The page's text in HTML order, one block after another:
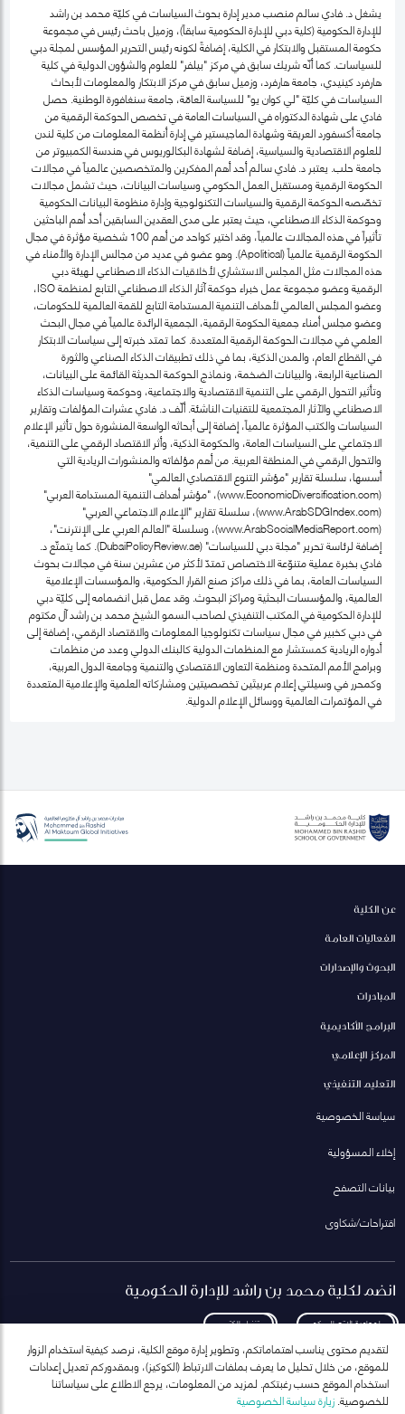
يشغل د. فادي سالم منصب مدير إدارة بحوث السياسات في كليّة محمد بن راشد
للإدارة الحكومية (كلية دبي للإدارة الحكومية سابقاً)، وزميل باحث رئيس في مجموعة
حكومة المستقبل والابتكار في الكلية، إضافةً لكونه رئيس التحرير المؤسس لمجلة دبي
للسياسات. كما أنّه شريك سابق في مركز "بيلفر" للعلوم والشؤون الدولية في كلية
هارفرد كينيدي، جامعة هارفرد، وزميل سابق في مركز الابتكار والمعلومات لأبحاث
السياسات في كليّة "لي كوان يو" للسياسة العامّة، جامعة سنغافورة الوطنية. حصل
فادي على شهادة الدكتوراه في السياسات العامة في تخصص الحوكمة الرقمية من
جامعة أكسفورد العريقة وشهادة الماجيستير في إدارة أنظمة المعلومات من كلية لندن
للعلوم الاقتصادية والسياسية، إضافة لشهادة البكالوريوس في هندسة الكمبيوتر من
جامعة حلب. يعتبر د. فادي سالم أحد أهم المفكرين والمتخصصين عالمياً في مجالات
الحكومة الرقمية ومستقبل العمل الحكومي وسياسات البيانات، حيث تشمل مجالات
تخصّصه الحوكمة الرقمية والسياسات التكنولوجية وإدارة منظومة البيانات الحكومية
وحوكمة الذكاء الاصطناعي، حيث يعتبر على مدى العقدين السابقين أحد أهم الباحثين
تأثيراً في هذه المجالات عالمياً، وقد اختير كواحد من أهم 100 شخصية مؤثرة في مجال
الحكومة الرقمية عالمياً (Apolitical). وهو عضو في عديد من مجالس الإدارة والأمناء في
هذه المجالات مثل المجلس الاستشاري لأخلاقيات الذكاء الاصطناعي لـهيئة دبي
الرقمية وعضو مجموعة عمل خبراء حوكمة آثار الذكاء الاصطناعي التابع لمنظمة ISO،
وعضو المجلس العالمي لأهداف التنمية المستدامة التابع للقمة العالمية للحكومات،
وعضو مجلس أمناء جمعية الحكومة الرقمية، الجمعية الرائدة عالمياً في مجال البحث
العلمي في مجالات الحوكمة الرقمية المتعددة. كما تمتد خبرته إلى سياسات الابتكار
في القطاع العام، والمدن الذكية، بما في ذلك تطبيقات الذكاء الصناعي والثورة
الصناعية الرابعة، والبيانات الضخمة، ونماذج الحوكمة الحديثة القائمة على البيانات،
وتأثير التحول الرقمي على التنمية الاقتصادية والاجتماعية، وحوكمة وسياسات الذكاء
الاصطناعي والآثار المجتمعية للتقنيات الناشئة. ألّف د. فادي عشرات المؤلفات وتقارير
السياسات والكتب المؤثرة عالمياً، إضافة إلى أبحاثه الواسعة المنشورة حول تأثير الإعلام
الاجتماعي على السياسات العامة، والحكومة الذكية، وأثر الاقتصاد الرقمي على التنمية،
والتحول الرقمي في المنطقة العربية. من أهم مؤلفاته والمنشورات الريادية التي
أسسها، سلسلة تقارير "مؤشر التنوع الاقتصادي العالمي"
(www.EconomicDiversification.com)، "مؤشر أهداف التنمية المستدامة العربي"
(www.ArabSDGIndex.com)، سلسلة تقارير "الإعلام الاجتماعي العربي"
(www.ArabSocialMediaReport.com)، وسلسلة "العالم العربي على الإنترنت"،
إضافة لرئاسة تحرير "مجلة دبي للسياسات" (DubaiPolicyReview.ae). كما يتمتّع د.
فادي بخبرة عملية متنوّعة الاختصاص تمتدّ لأكثر من عشرين سنة في مجالات بحوث
السياسات العامة، بما في ذلك مراكز صنع القرار الحكومية، والمؤسسات الإعلامية
العالمية، والمؤسسات البحثية ومراكز البحوث. وقد عمل قبل انضمامه إلى كليّة دبي
للإدارة الحكومية في المكتب التنفيذي لصاحب السمو الشيخ محمد بن راشد آل مكتوم
في دبي كخبير في مجال سياسات تكنولوجيا المعلومات والاقتصاد الرقمي، إضافة إلى
أدواره الريادية كمستشار مع المنظمات الدولية كالبنك الدولي وعدد من منظمات
وبرامج الأمم المتحدة ومنظمة التعاون الاقتصادي والتنمية وجامعة الدول العربية،
وكمحرر في وسيلتي إعلام عربيتَين تخصصيتين ومشاركاته العلمية والإعلامية المتعددة
في المؤتمرات العالمية ووسائل الإعلام الدولية.
عن الكلية
الفعاليات العامة
البحوث والإصدارات
المبادرات
البرامج الأكاديمية
المركز الإعلامي
التعليم التنفيذي
سياسة الخصوصية
إخلاء المسؤولية
بيانات التصفح
اقتراحات/شكاوى
انضم لكلية محمد بن راشد للإدارة الحكومية
لمعاودة الاتصال بكم تنزيل الكتيب
انضم إلى قائمة مراسلاتنا
لتقديم محتوى يناسب اهتماماتكم، وتطوير إدارة موقع الكلية، نرصد كيفية استخدام الزوار
للموقع، من خلال تحليل ما يعرف بملفات الارتباط (الكوكيز)، وبمقدوركم تعديل إعدادات
استخدام الموقع حسب رغبتكم. لمزيد من المعلومات، يرجع الاطلاع على سياساتنا
للخصوصية.زيارة سياسة الخصوصية